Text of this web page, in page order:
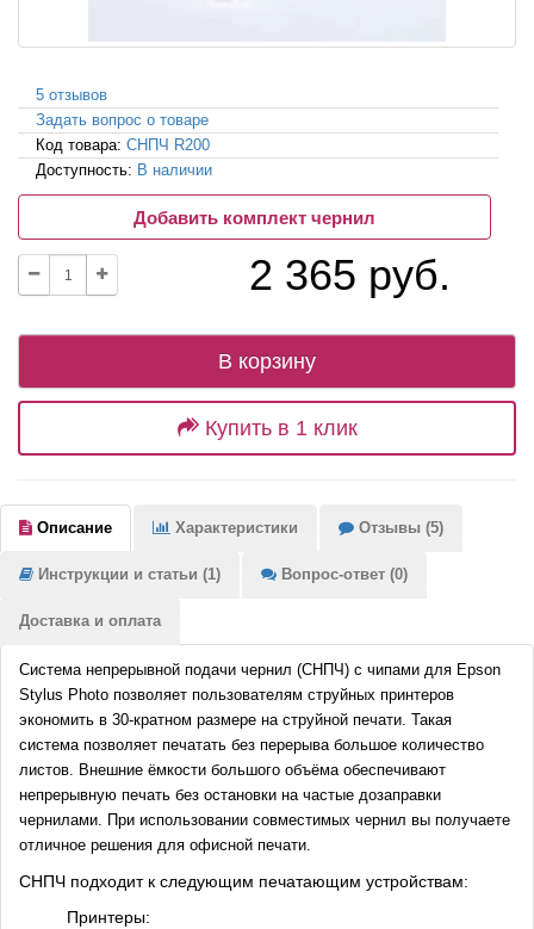
5 отзывов
Задать вопрос о товаре
Код товара: СНПЧ R200
Доступность: В наличии
Добавить комплект чернил
2 365 руб.
В корзину
Купить в 1 клик
Описание Характеристики Отзывы (5)
Инструкции и статьи (1) Вопрос-ответ (0)
Доставка и оплата
Система непрерывной подачи чернил (СНПЧ) с чипами для Epson
Stylus Photo позволяет пользователям струйных принтеров
экономить в 30-кратном размере на струйной печати. Такая
система позволяет печатать без перерыва большое количество
листов. Внешние ёмкости большого объёма обеспечивают
непрерывную печать без остановки на частые дозаправки
чернилами. При использовании совместимых чернил вы получаете
отличное решения для офисной печати.
СНПЧ подходит к следующим печатающим устройствам:
Принтеры: